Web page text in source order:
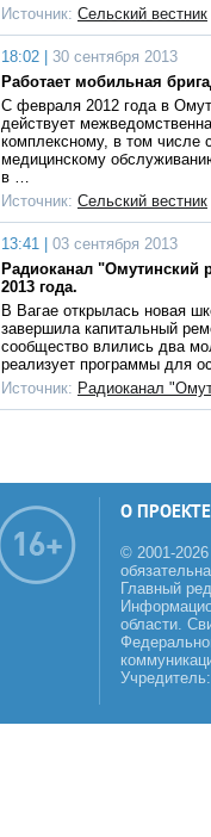
Источник: Сельский вестник
18:02 |
30 сентября 2013
Работает мобильная
С февраля 2012 года в
действует
комплексному, в том числе
медицинскому
в …
Источник: Сельский вестник
13:41 |
03 сентября 2013
Радиоканал "Омутинский
2013 года.
В Вагае открылась новая
завершила капитальный
сообщество влились два
реализует программы для
Источник: Радиоканал
О ПРОЕКТЕ
© 2001-
Главный
области.